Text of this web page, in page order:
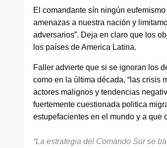
El comandante sín ningún
amenazas a nuestra nación y
adversarios”. Deja en claro que los
los países de America Latina.
Faller advierte que si se ignoran los
como en la última década, “las crisis
actores malignos y tendencias
fuertemente cuestionada politica
estupefacientes en el mundo y a que
“La estrategia del Comando Sur se